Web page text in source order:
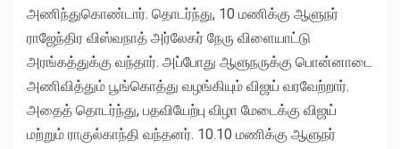
அணிந்துகொண்டார். தொடர்ந்து, 10 மணிக்கு ஆளுநர்
ராஜேந்திர விஸ்வநாத் அர்லேகர் நேரு விளையாட்டு
அரங்கத்துக்கு வந்தார். அப்போது ஆளுநருக்கு பொன்னாடை
அணிவித்தும் பூங்கொத்து வழங்கியும் விஜய் வரவேற்றார்.
அதைத் தொடர்ந்து, பதவியேற்பு விழா மேடைக்கு விஜய்
மற்றும் ராகுல்காந்தி வந்தனர். 10.10 மணிக்கு ஆளுநர்